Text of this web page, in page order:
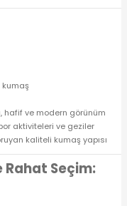
kumaş
hafif ve modern görünüm
aktiviteleri ve geziler
kaliteli kumaş yapısı
Rahat Seçim: